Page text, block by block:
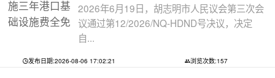
2026年6月19日，胡志明市人民议会第三次会
议通过第12/2026/NQ-HDND号决议，决定
自...
发布日期:2026-08-06 17:02:21 浏览次数:157